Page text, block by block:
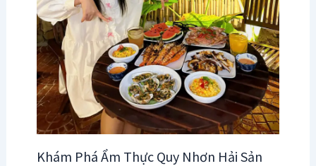
Khám Phá Ẩm Thực Quy Nhơn Hải Sản